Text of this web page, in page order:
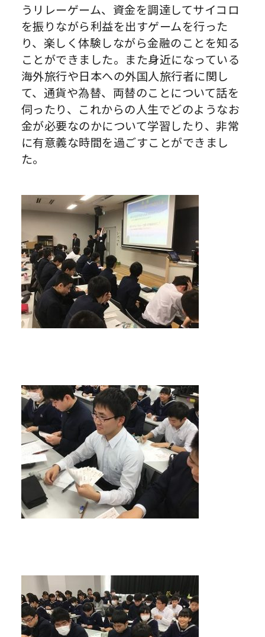
うリレーゲーム、資金を調達してサイコロ
を振りながら利益を出すゲームを行った
り、楽しく体験しながら金融のことを知る
ことができました。また身近になっている
海外旅行や日本への外国人旅行者に関し
て、通貨や為替、両替のことについて話を
伺ったり、これからの人生でどのようなお
金が必要なのかについて学習したり、非常
に有意義な時間を過ごすことができまし
た。